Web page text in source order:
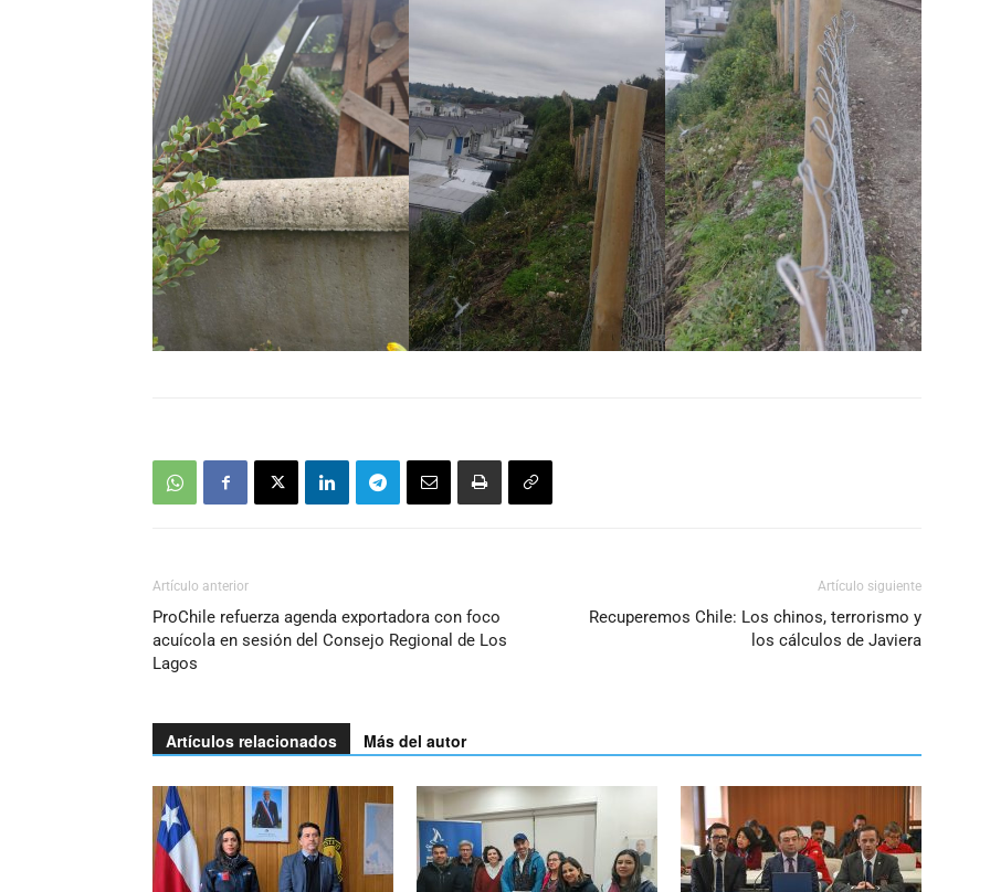
Artículo anterior
ProChile refuerza agenda exportadora con foco
acuícola en sesión del Consejo Regional de Los
Lagos
Artículo siguiente
Recuperemos Chile: Los chinos, terrorismo y
los cálculos de Javiera
Artículos relacionados Más del autor